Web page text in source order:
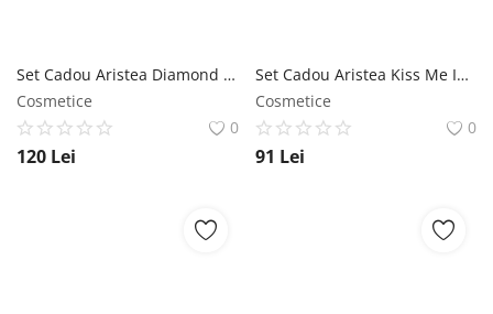
Set Cadou Aristea Diamond Your Way - Fragrance Collection Camco, 1 pachet Camco
Cosmetice
0
120 Lei
Set Cadou Aristea Kiss Me In Dubai - Golden Nights Camco, 1 pachet Camco
Cosmetice
0
91 Lei